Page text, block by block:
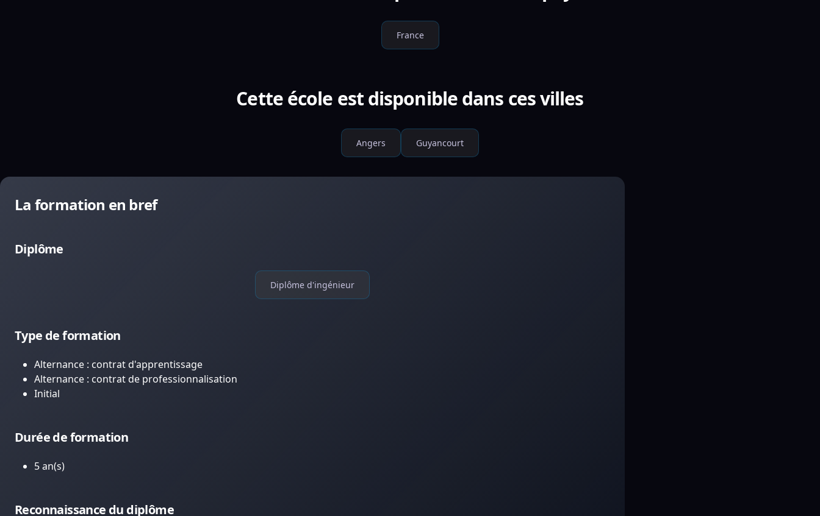
France
Cette école est disponible dans ces villes
Angers Guyancourt
La formation en bref
Diplôme
Diplôme d'ingénieur
Type de formation
Alternance : contrat d'apprentissage
Alternance : contrat de professionnalisation
Initial
Durée de formation
5 an(s)
Reconnaissance du diplôme